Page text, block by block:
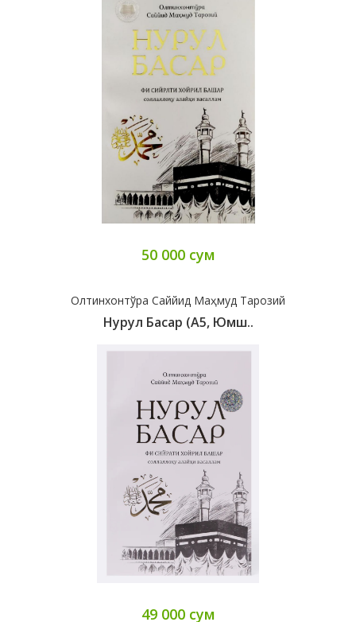
50 000 сум
Олтинхонтўра Саййид Маҳмуд Тарозий
Нурул Басар (А5, Юмш..
49 000 сум